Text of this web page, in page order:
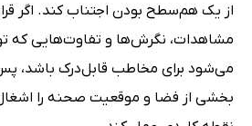
از یک هم‌سطح بودن اجتناب کند. اگر
مشاهدات، نگرش‌ها و تفاوت‌هایی که
می‌شود برای مخاطب قابل‌درک باشد، پس
بخشی از فضا و موقعیت صحنه را